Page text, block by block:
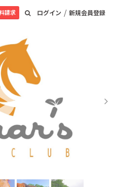
ログイン / 新規会員登録
請求